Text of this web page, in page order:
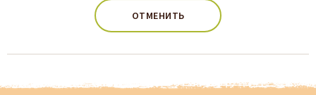
ОТМЕНИТЬ